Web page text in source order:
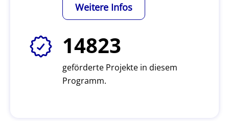
Weitere Infos
14823
geförderte Projekte in diesem
Programm.